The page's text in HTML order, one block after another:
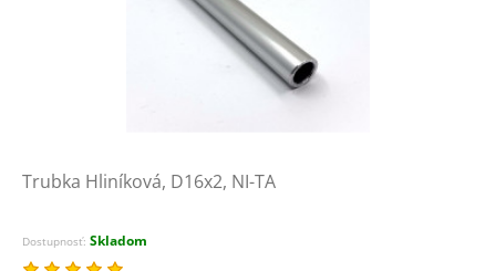
Trubka Hliníková, D16x2, NI-TA
Dostupnosť: Skladom